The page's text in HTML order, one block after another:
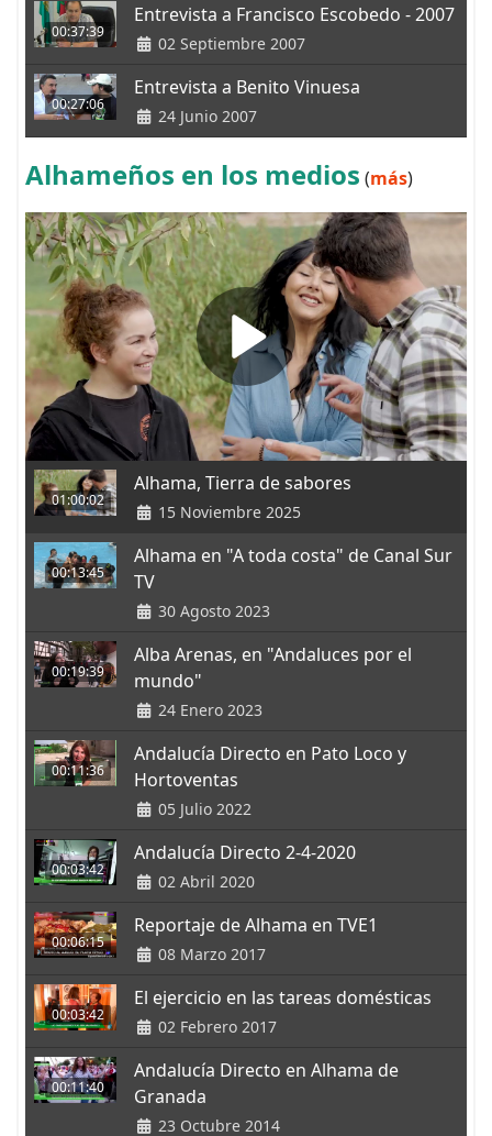
00:37:39
Entrevista a Francisco Escobedo - 2007
02 Septiembre 2007
00:27:06
Entrevista a Benito Vinuesa
24 Junio 2007
Alhameños en los medios (más)
01:00:02
Alhama, Tierra de sabores
15 Noviembre 2025
00:13:45
Alhama en "A toda costa" de Canal Sur
TV
30 Agosto 2023
00:19:39
Alba Arenas, en "Andaluces por el
mundo"
24 Enero 2023
00:11:36
Andalucía Directo en Pato Loco y
Hortoventas
05 Julio 2022
00:03:42
Andalucía Directo 2-4-2020
02 Abril 2020
00:06:15
Reportaje de Alhama en TVE1
08 Marzo 2017
00:03:42
El ejercicio en las tareas domésticas
02 Febrero 2017
00:11:40
Andalucía Directo en Alhama de
Granada
23 Octubre 2014